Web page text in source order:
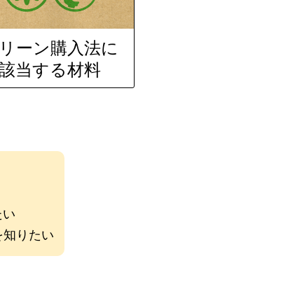
ーン購入法に
当する材料
知りたい